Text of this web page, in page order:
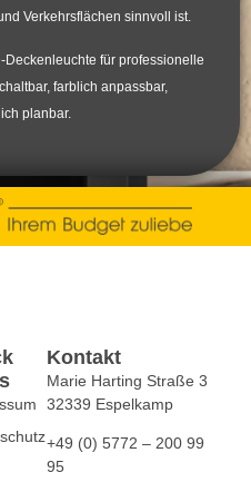
Verkehrsflächen sinnvoll ist.
für professionelle
farblich anpassbar,
planbar.
Kontakt
Marie Harting Straße 3
32339 Espelkamp
+49 (0) 5772 – 200 99
95